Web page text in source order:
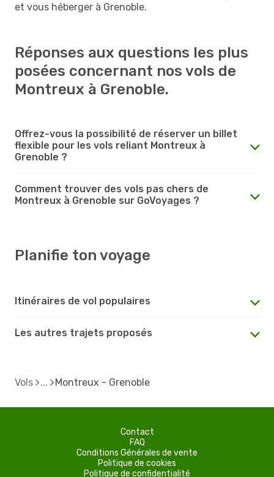
et vous héberger à Grenoble.
Réponses aux questions les plus
posées concernant nos vols de
Montreux à Grenoble.
Offrez-vous la possibilité de réserver un billet
flexible pour les vols reliant Montreux à
Grenoble ?
Comment trouver des vols pas chers de
Montreux à Grenoble sur GoVoyages ?
Planifie ton voyage
Itinéraires de vol populaires
Les autres trajets proposés
Vols Montreux - Grenoble
Contact
FAQ
Conditions Générales de vente
Politique de cookies
Politique de confidentialité